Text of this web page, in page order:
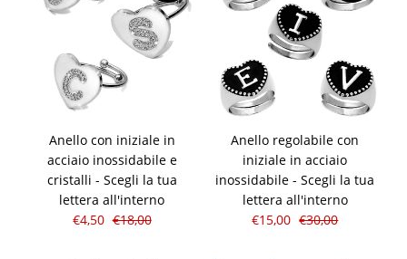
Anello con iniziale in
acciaio inossidabile e
cristalli - Scegli la tua
lettera all'interno
€4,50 €18,00
Anello regolabile con
iniziale in acciaio
inossidabile - Scegli la tua
lettera all'interno
€15,00 €30,00